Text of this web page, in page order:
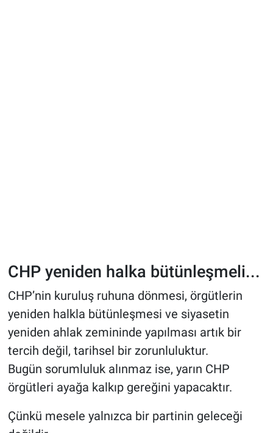
CHP yeniden halka bütünleşmeli...
CHP’nin kuruluş ruhuna dönmesi, örgütlerin
yeniden halkla bütünleşmesi ve siyasetin
yeniden ahlak zemininde yapılması artık bir
tercih değil, tarihsel bir zorunluluktur.
Bugün sorumluluk alınmaz ise, yarın CHP
örgütleri ayağa kalkıp gereğini yapacaktır.
Çünkü mesele yalnızca bir partinin geleceği